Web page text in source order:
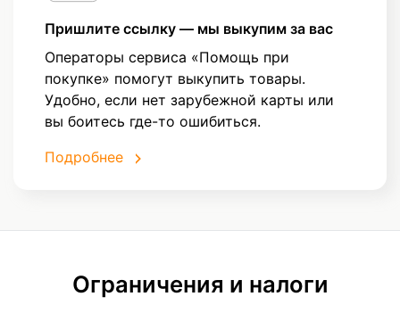
Пришлите ссылку — мы выкупим за вас
Операторы сервиса «Помощь при
покупке» помогут выкупить товары.
Удобно, если нет зарубежной карты или
вы боитесь где-то ошибиться.
Подробнее
Ограничения и налоги